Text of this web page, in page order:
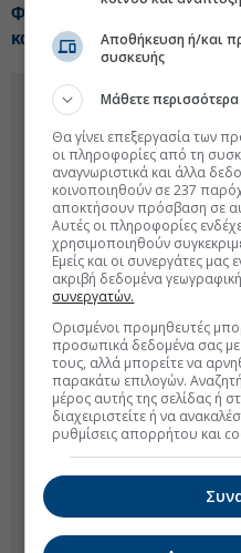
Φοιτητική στέγη: Τα
και μεγάλεςΑποθήκευση ή/και
συσκευής
Μάθετε περισσότερα
Θα γίνει επεξεργασία των
οι πληροφορίες από τη
αναγνωριστικά και άλλα
κοινοποιηθούν σε 237
αποκτήσουν πρόσβαση σε
Αυτές οι πληροφορίες
χρησιμοποιηθούν
Εμείς και οι συνεργάτες
ακριβή δεδομένα
συνεργατών.
Ορισμένοι προμηθευτές
προσωπικά δεδομένα σας
τους, αλλά μπορείτε να
παρακάτω επιλογών.
μέρος αυτής της σελίδας ή
διαχειριστείτε ή να
ρυθμίσεις απορρήτου και